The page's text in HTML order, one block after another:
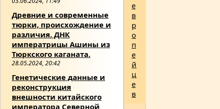
Древние и современные
тюрки, происхождение и
различия. ДНК
императрицы Ашины из
Тюркского каганата.
28.05.2024, 20:42
Генетические данные и
реконструкция
внешности китайского
императора Северной
е
в
р
о
п
е
й
ц
е
в